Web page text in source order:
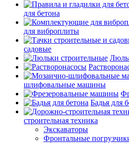
для бетона
для виброплиты
садовые
шлифовальные машины
Бадья для
строительная техника
Экскаваторы
Фронтальные